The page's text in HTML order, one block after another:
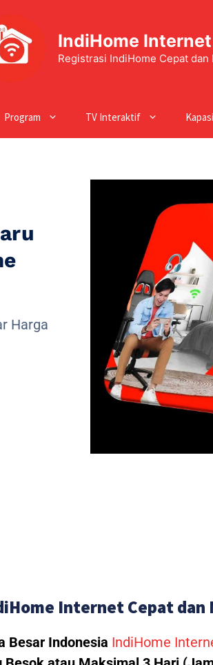
IndiHome Internet
Registrasi IndiHome Cepat dan
Program TV Interaktif
Harga
Internet Cepat dan
Besar Indonesia IndiHome